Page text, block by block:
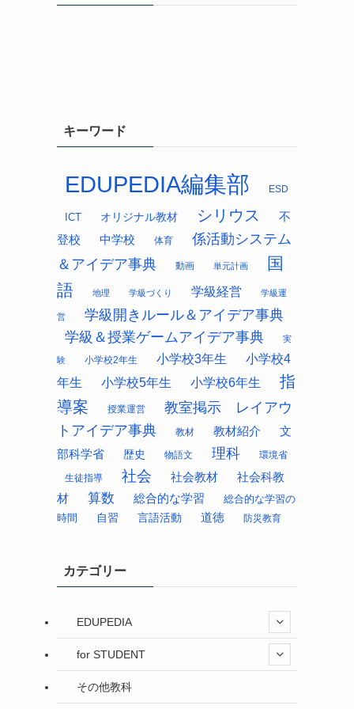
キーワード
EDUPEDIA編集部 ESD
ICT オリジナル教材 シリウス
不
登校
中学校 体育
係活動システム
＆アイデア事典
動画 単元計画
国
語
地理 学級づくり 学級経営 学級運
営
学級開きルール＆アイデア事典
学級＆授業ゲームアイデア事典
実
験 小学校2年生 小学校3年生
小学校4
年生
小学校5年生 小学校6年生
指
導案
授業運営
教室掲示 レイアウ
トアイデア事典
教材 教材紹介
文
部科学省
歴史 物語文 理科 環境省
生徒指導 社会 社会教材
社会科教
材
算数 総合的な学習
総合的な学習の
時間
自習 言語活動 道徳 防災教育
カテゴリー
EDUPEDIA
for STUDENT
その他教科